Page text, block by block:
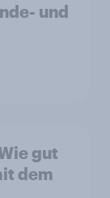
und
gut
dem